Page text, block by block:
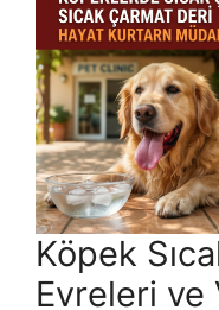
Köpek
Evreleri ve